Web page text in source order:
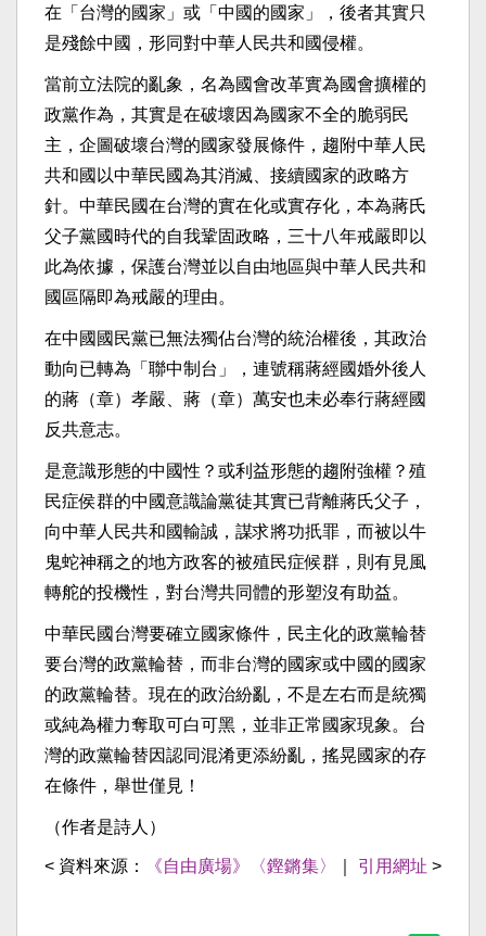
在「台灣的國家」或「中國的國家」，後者其實只
是殘餘中國，形同對中華人民共和國侵權。
當前立法院的亂象，名為國會改革實為國會擴權的
政黨作為，其實是在破壞因為國家不全的脆弱民
主，企圖破壞台灣的國家發展條件，趨附中華人民
共和國以中華民國為其消滅、接續國家的政略方
針。中華民國在台灣的實在化或實存化，本為蔣氏
父子黨國時代的自我鞏固政略，三十八年戒嚴即以
此為依據，保護台灣並以自由地區與中華人民共和
國區隔即為戒嚴的理由。
在中國國民黨已無法獨佔台灣的統治權後，其政治
動向已轉為「聯中制台」，連號稱蔣經國婚外後人
的蔣（章）孝嚴、蔣（章）萬安也未必奉行蔣經國
反共意志。
是意識形態的中國性？或利益形態的趨附強權？殖
民症侯群的中國意識論黨徒其實已背離蔣氏父子，
向中華人民共和國輸誠，謀求將功扺罪，而被以牛
鬼蛇神稱之的地方政客的被殖民症候群，則有見風
轉舵的投機性，對台灣共同體的形塑沒有助益。
中華民國台灣要確立國家條件，民主化的政黨輪替
要台灣的政黨輪替，而非台灣的國家或中國的國家
的政黨輪替。現在的政治紛亂，不是左右而是統獨
或純為權力奪取可白可黑，並非正常國家現象。台
灣的政黨輪替因認同混淆更添紛亂，搖晃國家的存
在條件，舉世僅見！
（作者是詩人）
< 資料來源： 《自由廣場》〈鏗鏘集〉 引用網址 >